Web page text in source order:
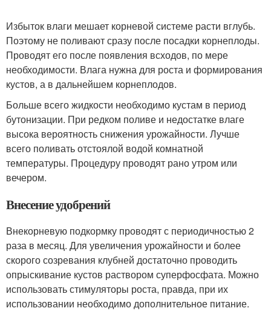
Избыток влаги мешает корневой системе расти вглубь.
Поэтому не поливают сразу после посадки корнеплоды.
Проводят его после появления всходов, по мере
необходимости. Влага нужна для роста и формирования
кустов, а в дальнейшем корнеплодов.
Больше всего жидкости необходимо кустам в период
бутонизации. При редком поливе и недостатке влаге
высока вероятность снижения урожайности. Лучше
всего поливать отстоялой водой комнатной
температуры. Процедуру проводят рано утром или
вечером.
Внесение удобрений
Внекорневую подкормку проводят с периодичностью 2
раза в месяц. Для увеличения урожайности и более
скорого созревания клубней достаточно проводить
опрыскивание кустов раствором суперфосфата. Можно
использовать стимуляторы роста, правда, при их
использовании необходимо дополнительное питание.